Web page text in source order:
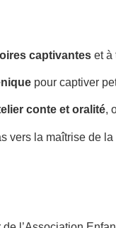
captivantes et à
pour captiver
conte et oralité,
vers la maîtrise de la